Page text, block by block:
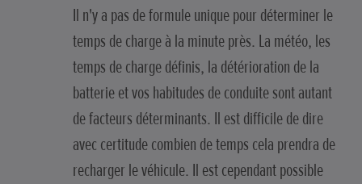
Il n'y a pas de formule unique pour déterminer le
temps de charge à la minute près. La météo, les
temps de charge définis, la détérioration de la
batterie et vos habitudes de conduite sont autant
de facteurs déterminants. Il est difficile de dire
avec certitude combien de temps cela prendra de
recharger le véhicule. Il est cependant possible